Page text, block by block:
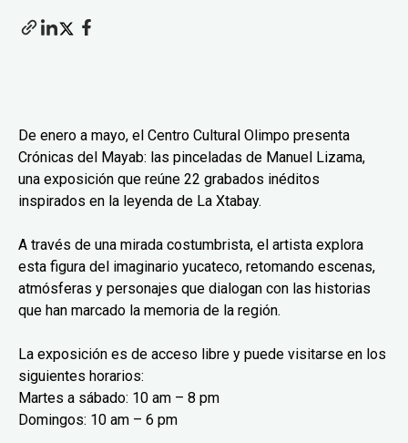
De enero a mayo, el Centro Cultural Olimpo presenta
Crónicas del Mayab: las pinceladas de Manuel Lizama,
una exposición que reúne 22 grabados inéditos
inspirados en la leyenda de La Xtabay.
A través de una mirada costumbrista, el artista explora
esta figura del imaginario yucateco, retomando escenas,
atmósferas y personajes que dialogan con las historias
que han marcado la memoria de la región.
La exposición es de acceso libre y puede visitarse en los
siguientes horarios:
Martes a sábado: 10 am – 8 pm
Domingos: 10 am – 6 pm